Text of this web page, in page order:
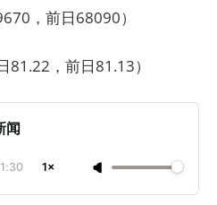
，前日68090）
，前日81.13）
闻
1×